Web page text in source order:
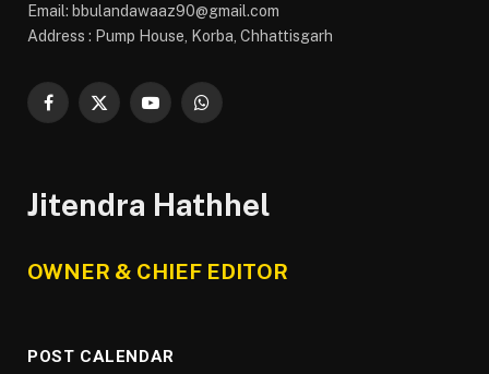
Email: bbulandawaaz90@gmail.com
Address : Pump House, Korba, Chhattisgarh
Facebook
X
YouTubeWhatsApp
Jitendra Hathhel
OWNER & CHIEF EDITOR
POST CALENDAR